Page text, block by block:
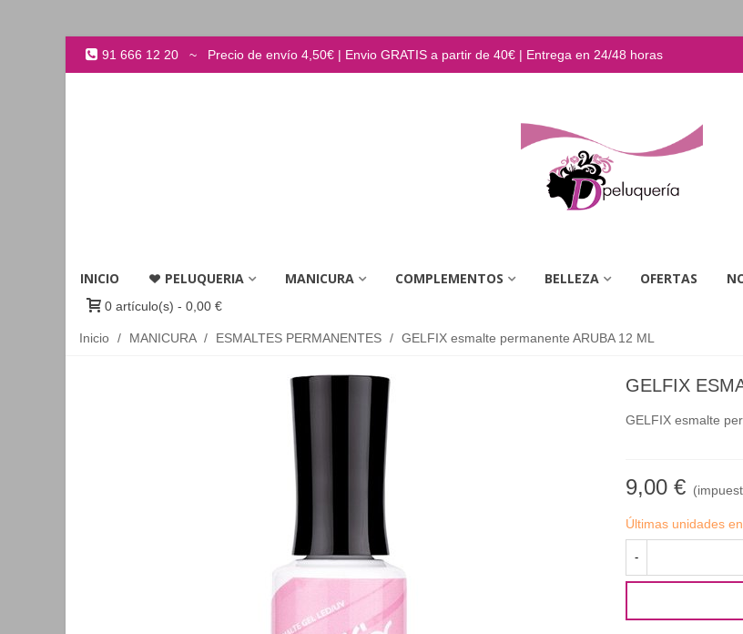
91 666 12 20 ~ Precio de envío 4,50€ | Envio GRATIS a partir de 40€ | Entrega en 24/48 horas
INICIO PELUQUERIA MANICURA COMPLEMENTOS BELLEZA OFERTAS
0 artículo(s) - 0,00 €
Inicio / MANICURA / ESMALTES PERMANENTES / GELFIX esmalte permanente ARUBA 12 ML
GELFIX
GELFIX esmalte
9,00 €
Últimas unidades
-